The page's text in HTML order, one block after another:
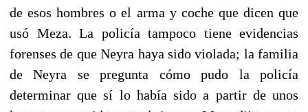
de esos hombres o el arma y coche que dicen que
usó Meza. La policía tampoco tiene evidencias
forenses de que Neyra haya sido violada; la familia
de Neyra se pregunta cómo pudo la policía
determinar que sí lo había sido a partir de unos